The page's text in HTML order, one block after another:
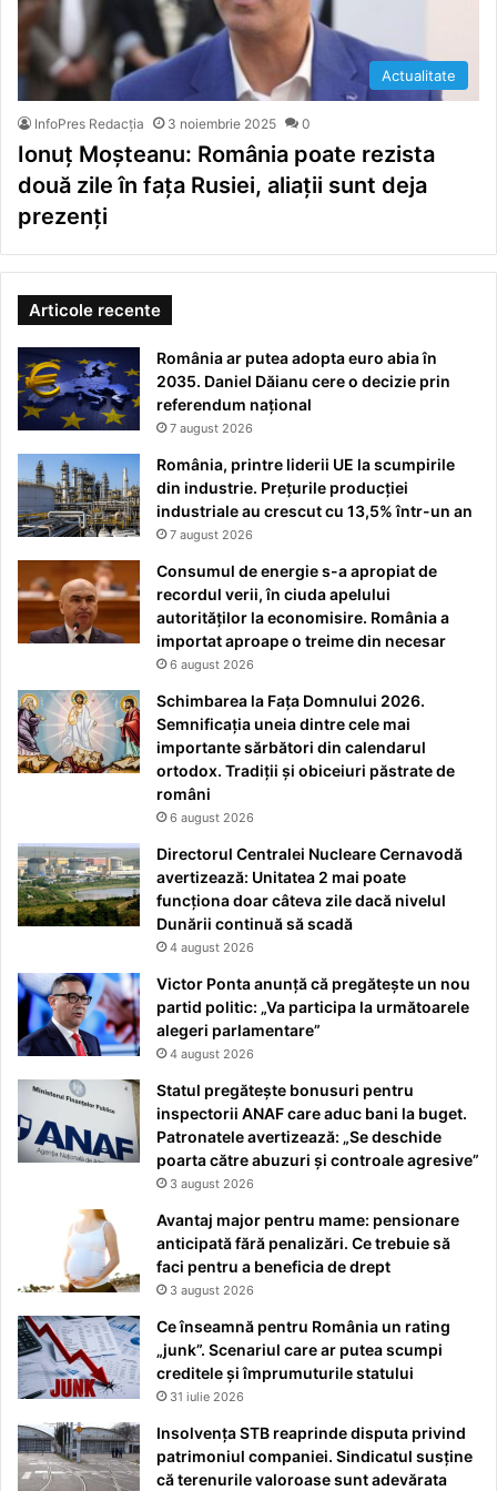
Actualitate
InfoPres Redacția 3 noiembrie 2025 0
Ionuț Moșteanu: România poate rezista
două zile în fața Rusiei, aliații sunt deja
prezenți
Articole recente
România ar putea adopta euro abia în
2035. Daniel Dăianu cere o decizie prin
referendum național
7 august 2026
România, printre liderii UE la scumpirile
din industrie. Prețurile producției
industriale au crescut cu 13,5% într-un an
7 august 2026
Consumul de energie s-a apropiat de
recordul verii, în ciuda apelului
autorităților la economisire. România a
importat aproape o treime din necesar
6 august 2026
Schimbarea la Fața Domnului 2026.
Semnificația uneia dintre cele mai
importante sărbători din calendarul
ortodox. Tradiții și obiceiuri păstrate de
români
6 august 2026
Directorul Centralei Nucleare Cernavodă
avertizează: Unitatea 2 mai poate
funcționa doar câteva zile dacă nivelul
Dunării continuă să scadă
4 august 2026
Victor Ponta anunță că pregătește un nou
partid politic: „Va participa la următoarele
alegeri parlamentare”
4 august 2026
Statul pregătește bonusuri pentru
inspectorii ANAF care aduc bani la buget.
Patronatele avertizează: „Se deschide
poarta către abuzuri și controale agresive”
3 august 2026
Avantaj major pentru mame: pensionare
anticipată fără penalizări. Ce trebuie să
faci pentru a beneficia de drept
3 august 2026
Ce înseamnă pentru România un rating
„junk”. Scenariul care ar putea scumpi
creditele și împrumuturile statului
31 iulie 2026
Insolvența STB reaprinde disputa privind
patrimoniul companiei. Sindicatul susține
că terenurile valoroase sunt adevărata